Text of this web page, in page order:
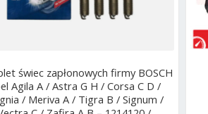
świec zapłonowych firmy BOSCH
Agila A / Astra G H / Corsa C D /
/ Meriva A / Tigra B / Signum /